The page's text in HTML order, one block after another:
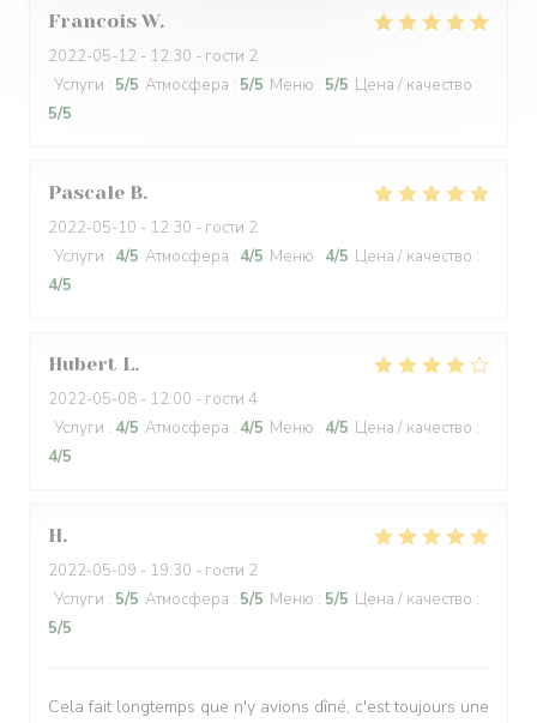
Francois W
2022-05-12 - 12:30 - гости 2
Услуги : 5/5 Атмосфера : 5/5 Меню : 5/5 Цена / качество :
5/5
Pascale B
2022-05-10 - 12:30 - гости 2
Услуги : 4/5 Атмосфера : 4/5 Меню : 4/5 Цена / качество :
4/5
Hubert L
2022-05-08 - 12:00 - гости 4
Услуги : 4/5 Атмосфера : 4/5 Меню : 4/5 Цена / качество :
4/5
H
2022-05-09 - 19:30 - гости 2
Услуги : 5/5 Атмосфера : 5/5 Меню : 5/5 Цена / качество :
5/5
Cela fait longtemps que n'y avions dîné, c'est toujours une